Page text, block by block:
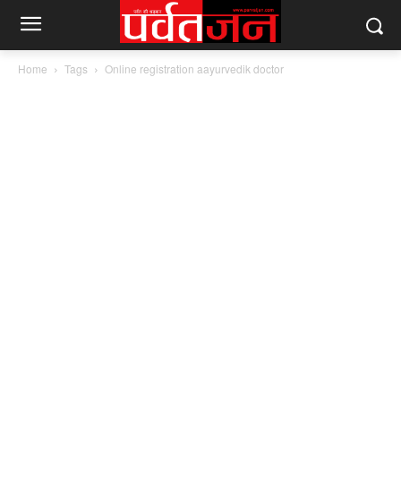
Home Tags Online registration aayurvedik doctor